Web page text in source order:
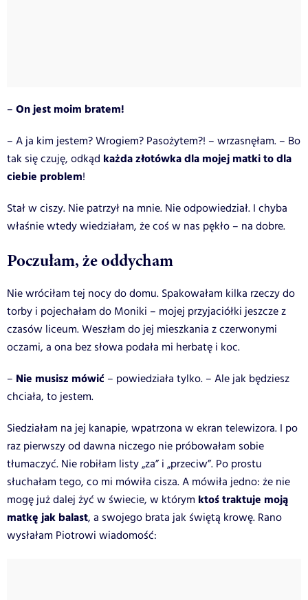
– On jest moim bratem!
– A ja kim jestem? Wrogiem? Pasożytem?! – wrzasnęłam. – Bo
tak się czuję, odkąd każda złotówka dla mojej matki to dla
ciebie problem!
Stał w ciszy. Nie patrzył na mnie. Nie odpowiedział. I chyba
właśnie wtedy wiedziałam, że coś w nas pękło – na dobre.
Poczułam, że oddycham
Nie wróciłam tej nocy do domu. Spakowałam kilka rzeczy do
torby i pojechałam do Moniki – mojej przyjaciółki jeszcze z
czasów liceum. Weszłam do jej mieszkania z czerwonymi
oczami, a ona bez słowa podała mi herbatę i koc.
– Nie musisz mówić – powiedziała tylko. – Ale jak będziesz
chciała, to jestem.
Siedziałam na jej kanapie, wpatrzona w ekran telewizora. I po
raz pierwszy od dawna niczego nie próbowałam sobie
tłumaczyć. Nie robiłam listy „za” i „przeciw”. Po prostu
słuchałam tego, co mi mówiła cisza. A mówiła jedno: że nie
mogę już dalej żyć w świecie, w którym ktoś traktuje moją
matkę jak balast, a swojego brata jak świętą krowę. Rano
wysłałam Piotrowi wiadomość: